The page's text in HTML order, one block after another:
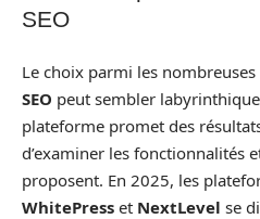
SEO
Le choix parmi les nombreuses
SEO peut sembler
plateforme promet des
d’examiner les fonctionnalités
proposent. En 2025, les
WhitePress et NextLevel se